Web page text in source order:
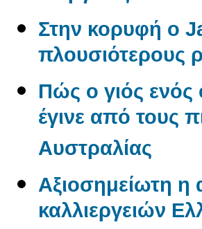
Στην κορυφή ο
πλουσιότερους
Πώς ο γιός
έγινε από τους
Αυστραλίας
Αξιοσημείωτη
καλλιεργειών